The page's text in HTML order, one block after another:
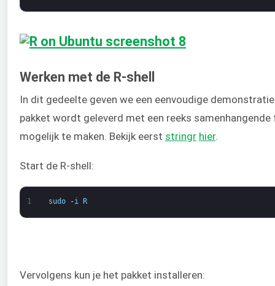
Werken met de R-shell
In dit gedeelte geven we een eenvoudige
pakket wordt geleverd met een reeks
mogelijk te maken. Bekijk eerst stringr hier.
Start de R-shell:
1 sudo -i R
Vervolgens kun je het pakket installeren: